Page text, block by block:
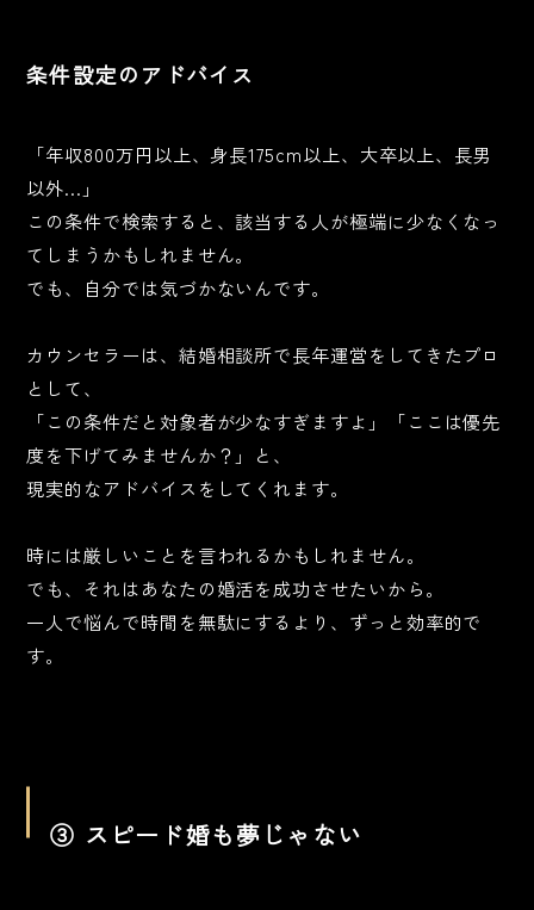
条件設定のアドバイス
「年収800万円以上、身長175cm以上、大卒以上、長男
以外…」
この条件で検索すると、該当する人が極端に少なくなっ
てしまうかもしれません。
でも、自分では気づかないんです。
カウンセラーは、結婚相談所で長年運営をしてきたプロ
として、
「この条件だと対象者が少なすぎますよ」「ここは優先
度を下げてみませんか？」と、
現実的なアドバイスをしてくれます。
時には厳しいことを言われるかもしれません。
でも、それはあなたの婚活を成功させたいから。
一人で悩んで時間を無駄にするより、ずっと効率的で
す。
③ スピード婚も夢じゃない